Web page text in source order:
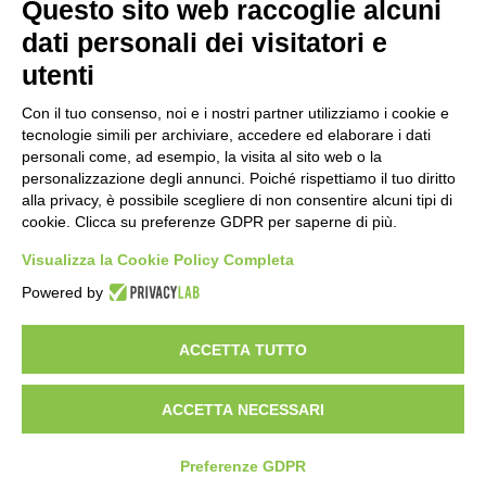
Importo netto (€):
Calcola
Scorporo IVA
Importo lordo (€):
Questo sito web raccoglie alcuni
dati personali dei visitatori e
utenti
Con il tuo consenso, noi e i nostri partner utilizziamo i cookie e
tecnologie simili per archiviare, accedere ed elaborare i dati
personali come, ad esempio, la visita al sito web o la
personalizzazione degli annunci. Poiché rispettiamo il tuo diritto
alla privacy, è possibile scegliere di non consentire alcuni tipi di
cookie. Clicca su preferenze GDPR per saperne di più.
Visualizza la Cookie Policy Completa
Powered by
ACCETTA TUTTO
ACCETTA NECESSARI
Preferenze GDPR